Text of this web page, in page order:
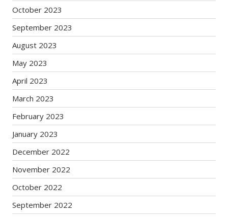
October 2023
September 2023
August 2023
May 2023
April 2023
March 2023
February 2023
January 2023
December 2022
November 2022
October 2022
September 2022